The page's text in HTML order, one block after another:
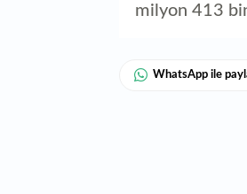
milyon 413
WhatsApp ile